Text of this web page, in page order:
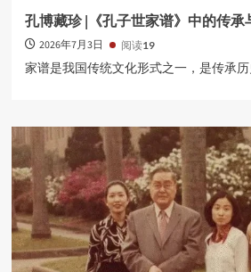
孔博藏珍 |《孔子世家谱》中的传承
2026年7月3日 阅读19
家谱是我国传统文化形式之一，是传承历